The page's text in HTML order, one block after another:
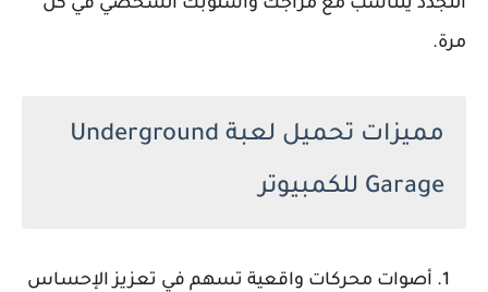
مرة.
مميزات تحميل لعبة Underground
Garage للكمبيوتر
أصوات محركات واقعية تسهم في تعزيز الإحساس